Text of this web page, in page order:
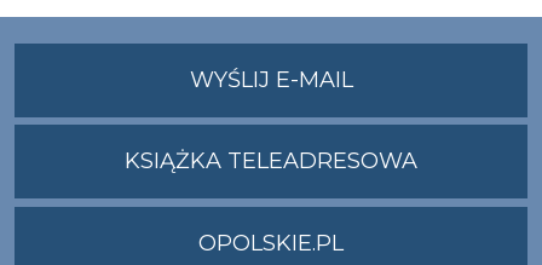
WYŚLIJ E-MAILNA
ADRES
KSIĄŻKA TELEADRESOWA
OPOLSKIE.PL